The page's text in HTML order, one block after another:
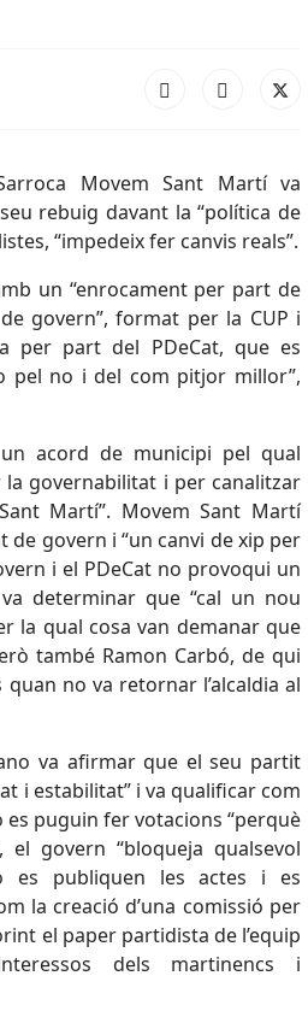
Movem Sant Martí va
rebuig davant la “política de
“impedeix fer canvis reals”.
un “enrocament per part de
govern”, format per la CUP i
per part del PDeCat, que es
pel no i del com pitjor millor”,
acord de municipi pel qual
governabilitat i per canalitzar
Martí”. Movem Sant Martí
govern i “un canvi de xip per
i el PDeCat no provoqui un
determinar que “cal un nou
la qual cosa van demanar que
també Ramon Carbó, de qui
no va retornar l’alcaldia al
va afirmar que el seu partit
i estabilitat” i va qualificar com
puguin fer votacions “perquè
el govern “bloqueja qualsevol
es publiquen les actes i es
la creació d’una comissió per
el paper partidista de l’equip
dels martinencs i